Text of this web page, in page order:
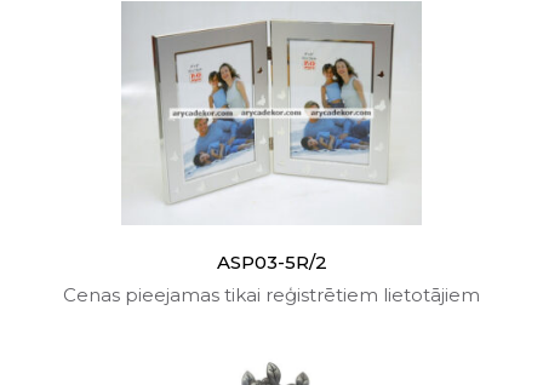
ASP03-5R/2
Cenas pieejamas tikai reģistrētiem lietotājiem